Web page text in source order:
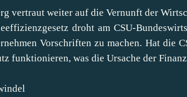
vertraut weiter auf die Vernunft der
droht am CSU-
Vorschriften zu machen. Hat die
funktionieren, was die Ursache der